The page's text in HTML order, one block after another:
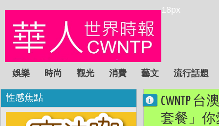
18px
娛樂 時尚 觀光 消費 藝文 流行話題
CWNTP
套餐」你
性感焦點